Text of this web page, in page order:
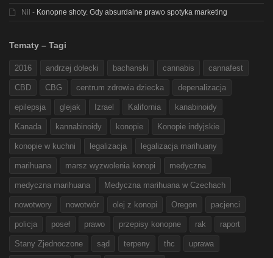
Nil - Konopne shoty. Gdy absurdalne prawo spotyka marketing
Tematy – Tagi
2016 andrzej dołecki bachanski cannabis cannafest
CBD CBG centrum zdrowia dziecka depenalizacja
epilepsja glejak Izrael Kalifornia kanabinoidy
Kanada kannabinoidy konopie Konopie indyjskie
konopie w kuchni legalizacja legalizacja marihuany
marihuana marsz wyzwolenia konopi medyczna
medyczna marihuana Medyczna marihuana w Czechach
nowotwory nowotwór olej z konopi Oregon pacjenci
policja poseł prawo przepisy konopne rak raport
Stany Zjednoczone sąd terpeny thc uprawa